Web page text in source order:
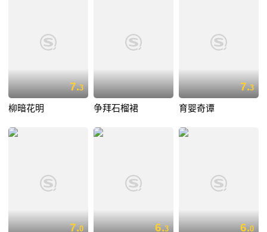
7.3
柳暗花明 争拜石榴裙
7.3
育婴奇谭
7.0 6.3 6.0